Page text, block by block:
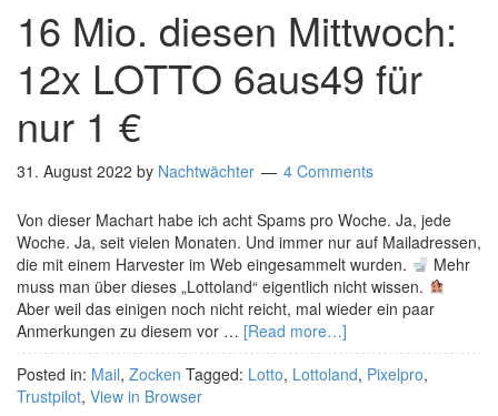
16 Mio. diesen Mittwoch:
12x LOTTO 6aus49 für
nur 1 €
31. August 2022 by Nachtwächter 4 Comments
Von dieser Machart habe ich acht Spams pro Woche. Ja, jede
Woche. Ja, seit vielen Monaten. Und immer nur auf Mailadressen,
die mit einem Harvester im Web eingesammelt wurden.
Mehr
muss man über dieses „Lottoland“ eigentlich nicht wissen.
Aber weil das einigen noch nicht reicht, mal wieder ein paar
Anmerkungen zu diesem vor … [Read more…]
Posted in: Mail, Zocken Tagged: Lotto, Lottoland, Pixelpro,
Trustpilot, View in Browser